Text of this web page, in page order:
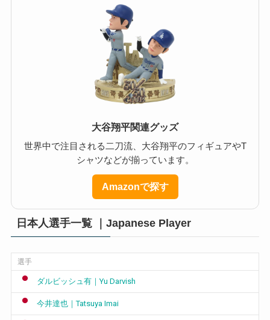
大谷翔平関連グッズ
世界中で注目される二刀流、大谷翔平のフィギュアやT
シャツなどが揃っています。
Amazonで探す
日本人選手一覧 ｜Japanese Player
選手
ダルビッシュ有｜Yu Darvish
今井達也｜Tatsuya Imai